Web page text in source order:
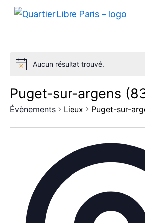
Aucun résultat trouvé.
Puget-sur-argens
Évènements Lieux Puget-sur-